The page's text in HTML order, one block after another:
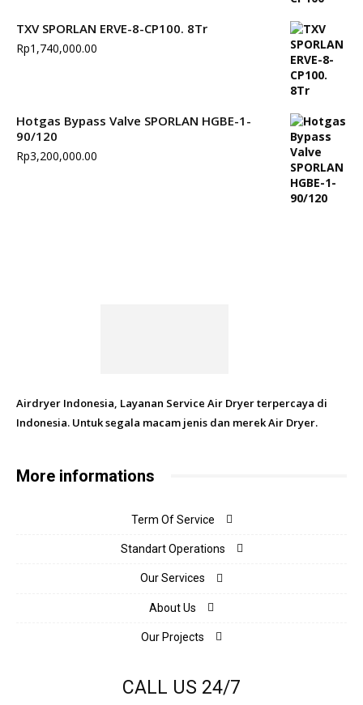
TXV SPORLAN ERVE-8-CP100. 8Tr
Rp1,740,000.00
Hotgas Bypass Valve SPORLAN HGBE-1-
90/120
Rp3,200,000.00
Airdryer Indonesia, Layanan Service Air Dryer terpercaya di
Indonesia. Untuk segala macam jenis dan merek Air Dryer.
More informations
Term Of Service
Standart Operations
Our Services
About Us
Our Projects
CALL US 24/7